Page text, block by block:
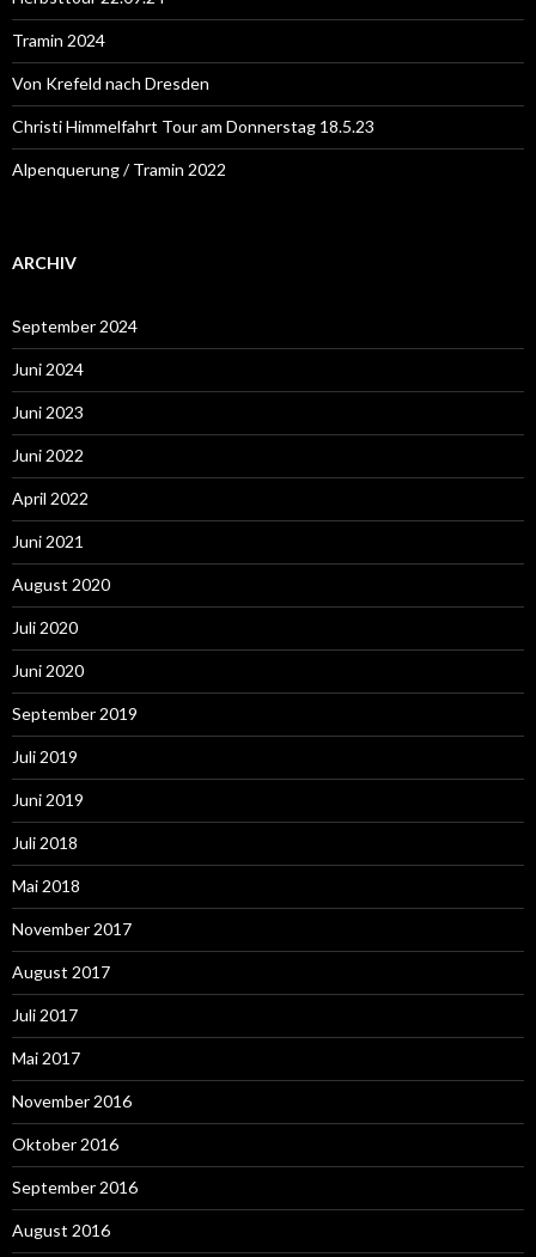
c
h
:
Tramin 2024
Von Krefeld nach Dresden
Christi Himmelfahrt Tour am Donnerstag 18.5.23
Alpenquerung / Tramin 2022
ARCHIV
September 2024
Juni 2024
Juni 2023
Juni 2022
April 2022
Juni 2021
August 2020
Juli 2020
Juni 2020
September 2019
Juli 2019
Juni 2019
Juli 2018
Mai 2018
November 2017
August 2017
Juli 2017
Mai 2017
November 2016
Oktober 2016
September 2016
August 2016